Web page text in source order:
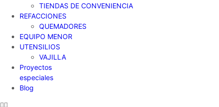
TIENDAS DE CONVENIENCIA
REFACCIONES
QUEMADORES
EQUIPO MENOR
UTENSILIOS
VAJILLA
Proyectos
especiales
Blog